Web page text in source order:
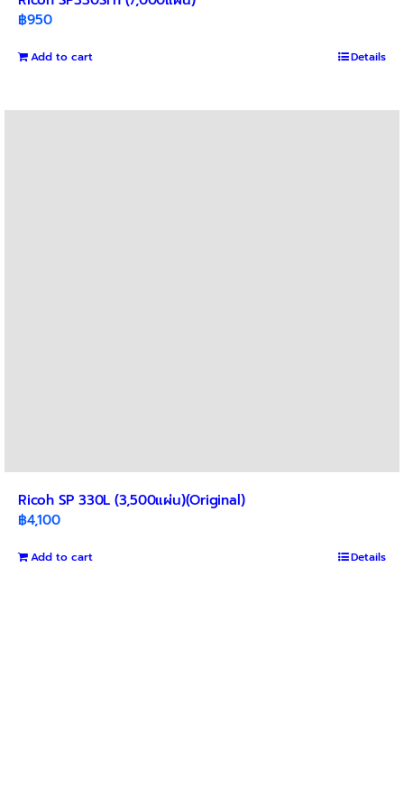
฿950
Add to cart Details
Ricoh SP 330L (3,500แผ่น)(Original)
฿4,100
Add to cart Details